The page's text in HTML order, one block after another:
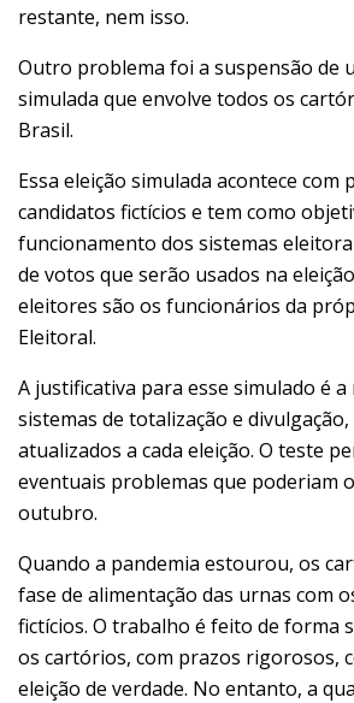
restante, nem isso.
Outro problema foi a suspensão de
simulada que envolve todos os
Brasil.
Essa eleição simulada acontece com
candidatos fictícios e tem como
funcionamento dos sistemas
de votos que serão usados na
eleitores são os funcionários da
Eleitoral.
A justificativa para esse simulado é a
sistemas de totalização e divulgação,
atualizados a cada eleição. O teste
eventuais problemas que poderiam
outubro.
Quando a pandemia estourou, os
fase de alimentação das urnas com
fictícios. O trabalho é feito de forma
os cartórios, com prazos rigorosos,
eleição de verdade. No entanto, a